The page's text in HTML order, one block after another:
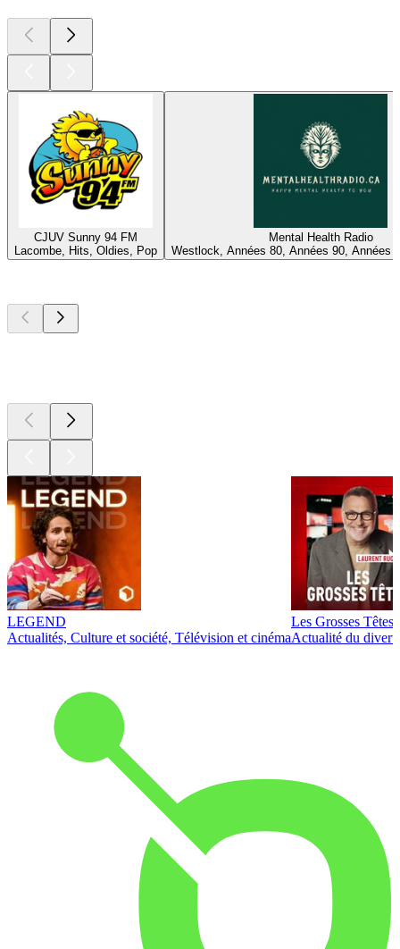
CJUV Sunny 94 FM
Lacombe, Hits, Oldies, Pop
Mental Health Radio
Westlock, Années 80, Années 90, Années
LEGEND
Actualités, Culture et société, Télévision et cinéma
Les Grosses Têtes
Actualité du